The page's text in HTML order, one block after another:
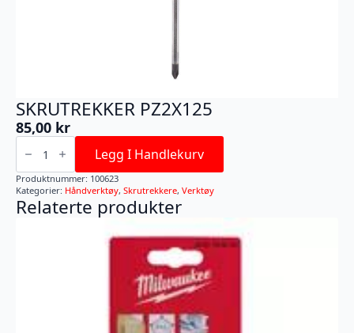
SKRUTREKKER PZ2X125
85,00 kr
SKRUTREKKER
PZ2X125 Legg I Handlekurv
Produktnummer: 100623
Kategorier: Håndverktøy, Skrutrekkere, Verktøy
Relaterte produkter